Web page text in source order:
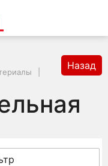
Назад